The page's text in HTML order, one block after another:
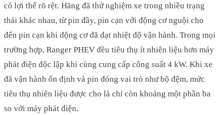
có lợi thế rõ rệt. Hãng đã thử nghiệm xe trong nhiều trạng
thái khác nhau, từ pin đầy, pin cạn với động cơ nguội cho
đến pin cạn khi động cơ đã đạt nhiệt độ vận hành. Trong mọi
trường hợp, Ranger PHEV đều tiêu thụ ít nhiên liệu hơn máy
phát điện độc lập khi cùng cung cấp công suất 4 kW. Khi xe
đã vận hành ổn định và pin đóng vai trò như bộ đệm, mức
tiêu thụ nhiên liệu được cho là chỉ còn khoảng một phần ba
so với máy phát điện.